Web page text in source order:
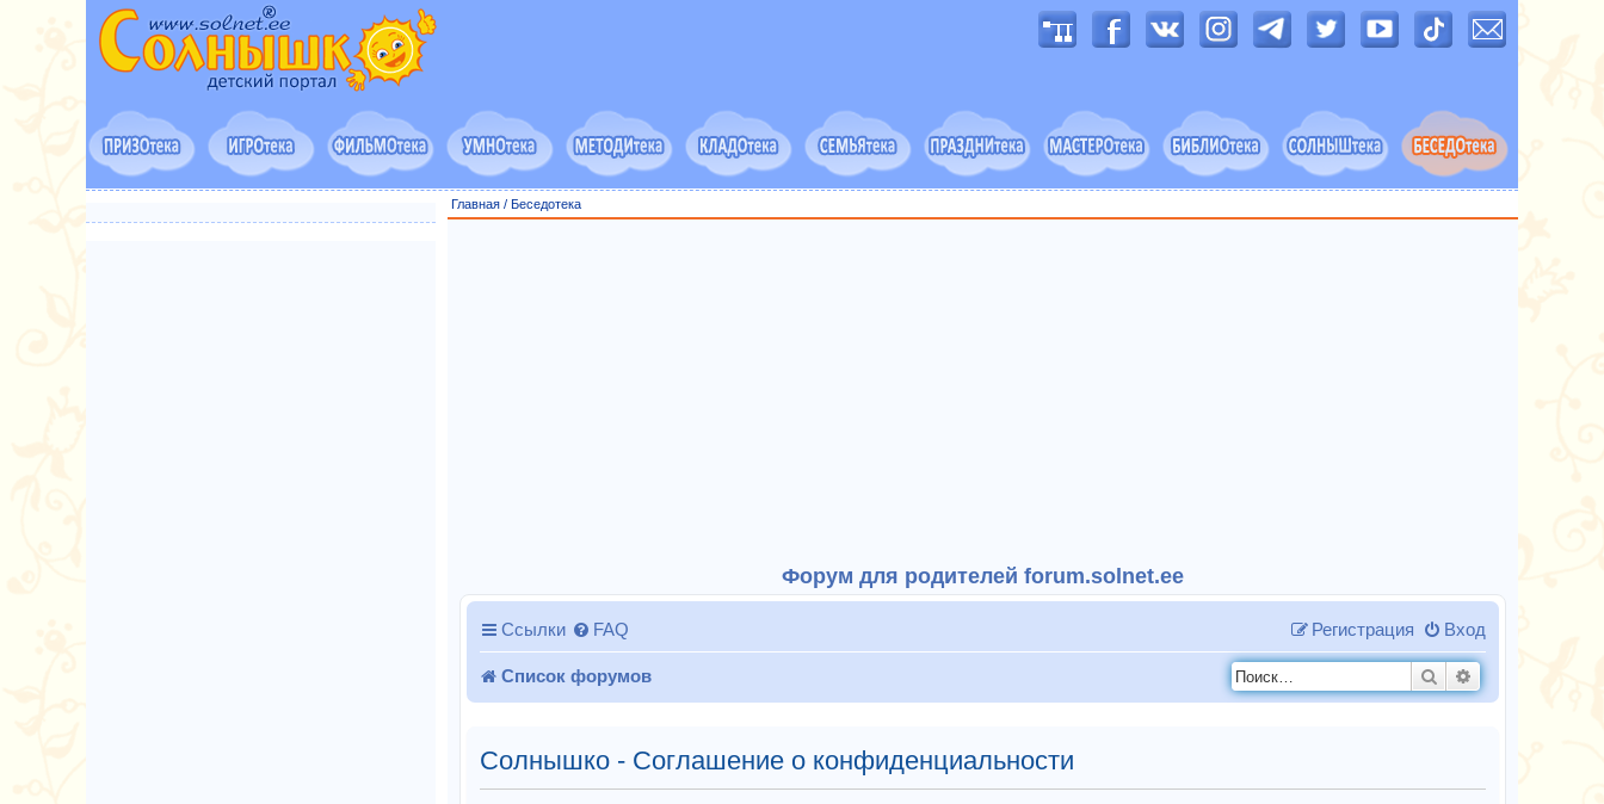
Главная/ Беседотека
Форум для родителей forum.solnet.ee
Ссылки FAQ Вход
Регистрация
Список форумов Поиск
Солнышко - Соглашение о конфиденциальности